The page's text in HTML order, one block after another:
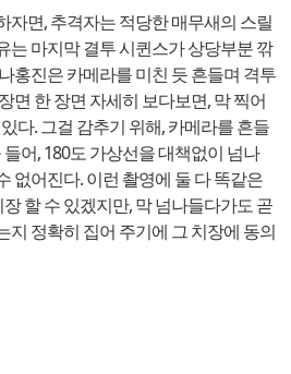
자면, 추격자는 적당한 매무새의 스릴
는 마지막 결투 시퀸스가 상당부분 깎
홍진은 카메라를 미친 듯 흔들며 격투
면 한 장면 자세히 보다보면, 막 찍어
다. 그걸 감추기 위해, 카메라를 흔들
어, 180도 가상선을 대책없이 넘나
없어진다. 이런 촬영에 둘 다 똑같은
할 수 있겠지만, 막 넘나들다가도 곧
지 정확히 집어 주기에 그 치장에 동의